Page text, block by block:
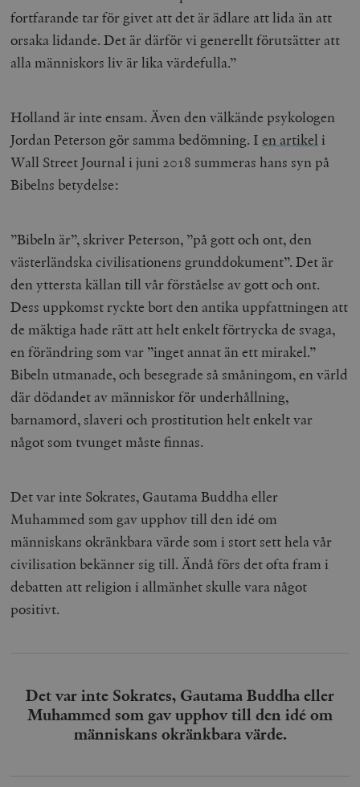
fortfarande tar för givet att det är ädlare att lida än att
orsaka lidande. Det är därför vi generellt förutsätter att
alla människors liv är lika värdefulla.”
Holland är inte ensam. Även den välkände psykologen
Jordan Peterson gör samma bedömning. Ien artikeli
Wall Street Journal i juni 2018 summeras hans syn på
Bibelns betydelse:
”Bibeln är”, skriver Peterson, ”på gott och ont, den
västerländska civilisationens grunddokument”. Det är
den yttersta källan till vår förståelse av gott och ont.
Dess uppkomst ryckte bort den antika uppfattningen att
de mäktiga hade rätt att helt enkelt förtrycka de svaga,
en förändring som var ”inget annat än ett mirakel.”
Bibeln utmanade, och besegrade så småningom, en värld
där dödandet av människor för underhållning,
barnamord, slaveri och prostitution helt enkelt var
något som tvunget måste finnas.
Det var inte Sokrates, Gautama Buddha eller
Muhammed som gav upphov till den idé om
människans okränkbara värde som i stort sett hela vår
civilisation bekänner sig till. Ändå förs det ofta fram i
debatten att religion i allmänhet skulle vara något
positivt.
Det var inte Sokrates, Gautama Buddha eller
Muhammed som gav upphov till den idé om
människans okränkbara värde.